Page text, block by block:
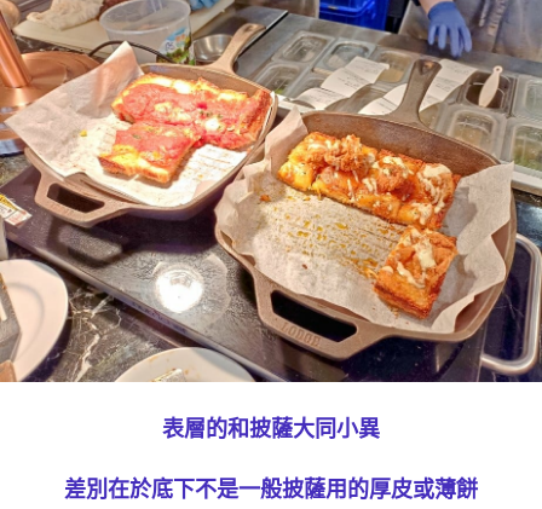
表層的和披薩大同小異
差別在於底下不是一般披薩用的厚皮或薄餅